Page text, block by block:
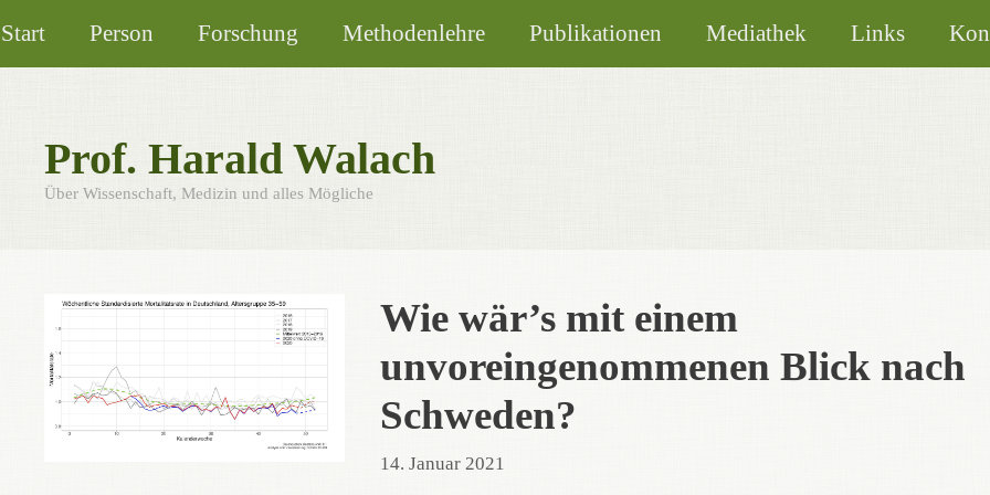
Inhalt
springen
Start Person Forschung Methodenlehre Publikationen Mediathek Links
Prof. Harald Walach
Über Wissenschaft, Medizin und alles Mögliche
Wie wär’s mit einem
unvoreingenommenen Blick nach
Schweden?
14. Januar 2021